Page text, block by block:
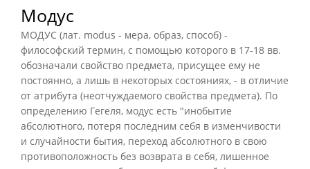
Модус
МОДУС (лат. modus - мера, образ, способ) -
философский термин, с помощью которого в 17-18 вв.
обозначали свойство предмета, присущее ему не
постоянно, а лишь в некоторых состояниях, - в отличие
от атрибута (неотчуждаемого свойства предмета). По
определению Гегеля, модус есть "инобытие
абсолютного, потеря последним себя в изменчивости
и случайности бытия, переход абсолютного в свою
противоположность без возврата в себя, лишенное